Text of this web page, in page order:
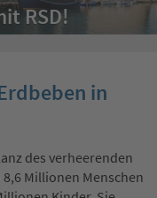
RSD!
in
des verheerenden
Millionen Menschen